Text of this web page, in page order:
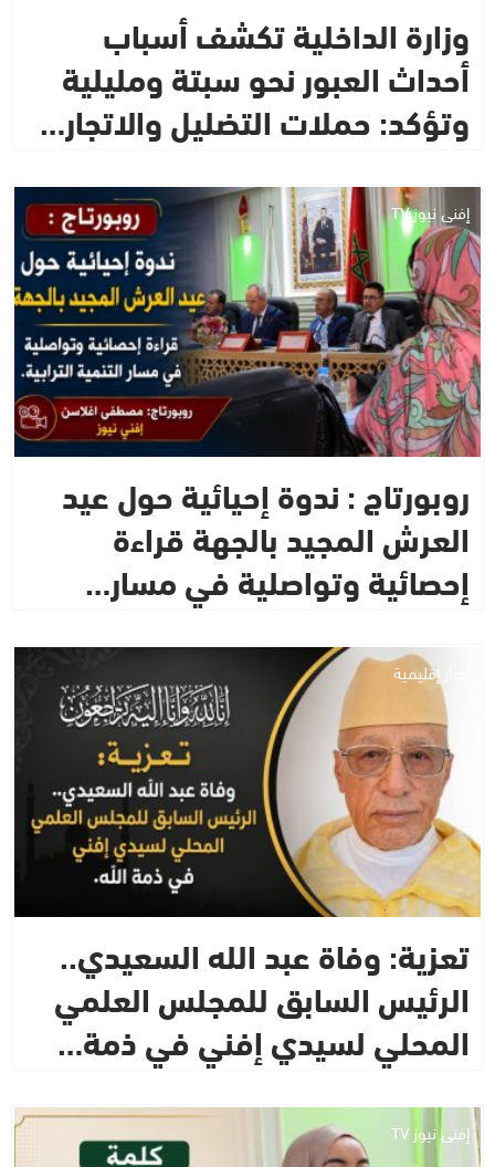
وزارة الداخلية تكشف أسباب
أحداث العبور نحو سبتة ومليلية
وتؤكد: حملات التضليل والاتجار…
إفني نيوز TV
روبورتاج : ندوة إحيائية حول عيد
العرش المجيد بالجهة قراءة
إحصائية وتواصلية في مسار…
أخبار إقليمية
تعزية: وفاة عبد الله السعيدي..
الرئيس السابق للمجلس العلمي
المحلي لسيدي إفني في ذمة…
إفني نيوز TV